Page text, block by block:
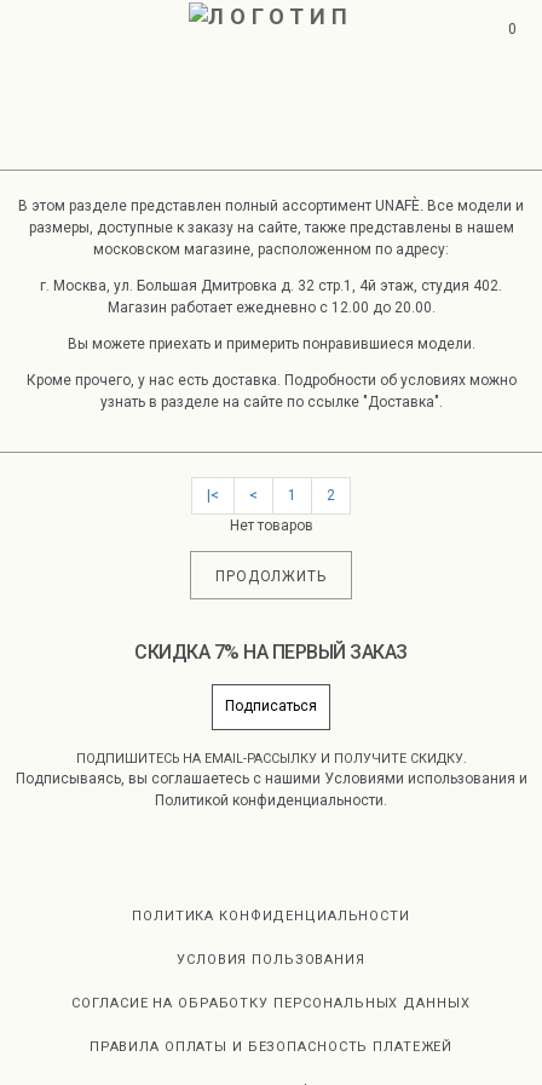
0
В этом разделе представлен полный ассортимент UNAFÈ. Все модели и
размеры, доступные к заказу на сайте, также представлены в нашем
московском магазине, расположенном по адресу:
г. Москва, ул. Большая Дмитровка д. 32 стр.1, 4й этаж, студия 402.
Магазин работает ежедневно с 12.00 до 20.00.
Вы можете приехать и примерить понравившиеся модели.
Кроме прочего, у нас есть доставка. Подробности об условиях можно
узнать в разделе на сайте по ссылке "Доставка".
|< < 1
2
Нет товаров
ПРОДОЛЖИТЬ
СКИДКА 7% НА ПЕРВЫЙ ЗАКАЗ
Подписаться
ПОДПИШИТЕСЬ НА EMAIL-РАССЫЛКУ И ПОЛУЧИТЕ СКИДКУ.
Подписываясь, вы соглашаетесь с нашими Условиями использования и
Политикой конфиденциальности.
ПОЛИТИКА КОНФИДЕНЦИАЛЬНОСТИ
УСЛОВИЯ ПОЛЬЗОВАНИЯ
СОГЛАСИЕ НА ОБРАБОТКУ ПЕРСОНАЛЬНЫХ ДАННЫХ
ПРАВИЛА ОПЛАТЫ И БЕЗОПАСНОСТЬ ПЛАТЕЖЕЙ